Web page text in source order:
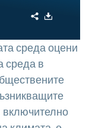
Share
среда оцени
среда в
включително